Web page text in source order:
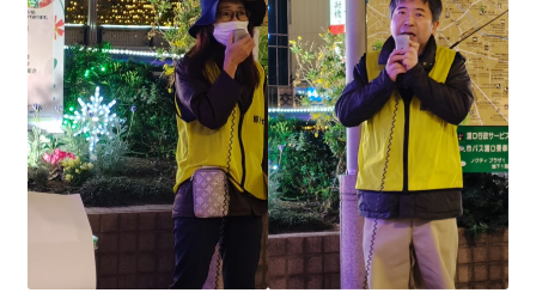
2026.3.15 第１５回原発ゼロへのカウントダウンinか
わさき集会開催
ギャラリー
ギャラリー_2023.3.12
ギャラリー_2024.3.10